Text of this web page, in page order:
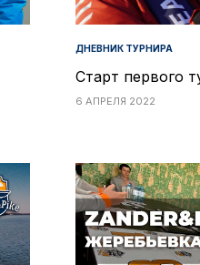
ДНЕВНИК ТУРНИРА
Старт первого
6 АПРЕЛЯ 2022